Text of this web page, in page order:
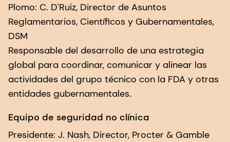
Plomo: C. D'Ruiz, Director de Asuntos
Reglamentarios, Científicos y Gubernamentales,
DSM
Responsable del desarrollo de una estrategia
global para coordinar, comunicar y alinear las
actividades del grupo técnico con la FDA y otras
entidades gubernamentales.
Equipo de seguridad no clínica
Presidente: J. Nash, Director, Procter & Gamble